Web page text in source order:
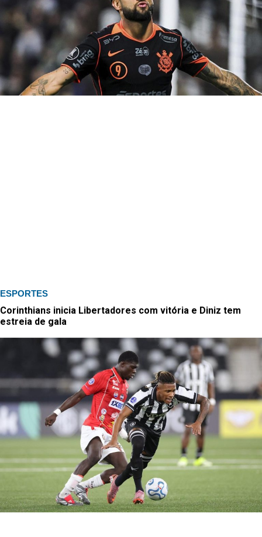
ESPORTES
Corinthians inicia Libertadores com vitória e Diniz tem
estreia de gala